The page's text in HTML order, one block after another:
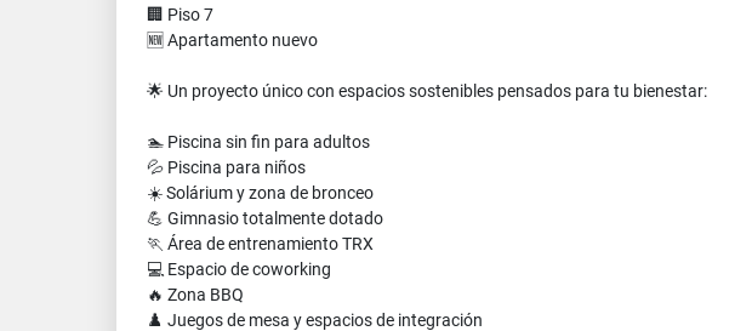
🏢 Piso 7
🆕 Apartamento nuevo
🌟 Un proyecto único con espacios sostenibles pensados para tu bienestar:
🏊 Piscina sin fin para adultos
💦 Piscina para niños
☀️ Solárium y zona de bronceo
💪 Gimnasio totalmente dotado
🏃 Área de entrenamiento TRX
💻 Espacio de coworking
🔥 Zona BBQ
♟️ Juegos de mesa y espacios de integración